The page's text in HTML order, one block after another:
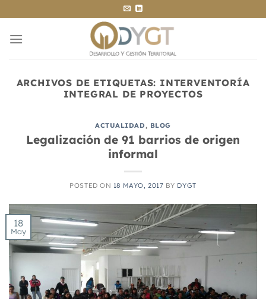
al
contenido
ARCHIVOS DE ETIQUETAS: INTERVENTORÍA
INTEGRAL DE PROYECTOS
ACTUALIDAD, BLOG
Legalización de 91 barrios de origen
informal
POSTED ON 18 MAYO, 2017 BY DYGT
18
May